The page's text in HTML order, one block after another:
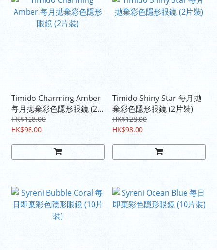
Timido Charming Amber
每月拋棄彩色隱形眼鏡 (2
片裝)
HK$128.00
HK$98.00
Timido Shiny Star 每月拋
棄彩色隱形眼鏡 (2片裝)
HK$128.00
HK$98.00